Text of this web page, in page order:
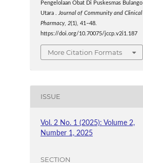
Pengelolaan Obat Di Puskesmas Bulango
Utara .Journal of Community and Clinical
Pharmacy,2(1), 41–48.
https://doi.org/10.70075/jccp.v2i1.187
More Citation Formats
ISSUE
Vol. 2 No. 1 (2025): Volume 2,
Number 1, 2025
SECTION